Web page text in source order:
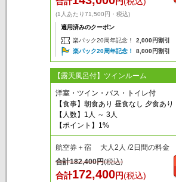
(1人あたり71,500円・税込)
適用済みのクーポン
楽パック20周年記念！
2,000円割引
楽パック20周年記念！
8,000円割引
【露天風呂付】ツインルーム
洋室・ツイン・バス・トイレ付
【食事】朝食あり 昼食なし 夕食あり
【人数】1人 ～ 3人
【ポイント】1%
航空券＋宿 大人2人 /2日間の料金
合計182,400円(税込)
合計172,400円(税込)